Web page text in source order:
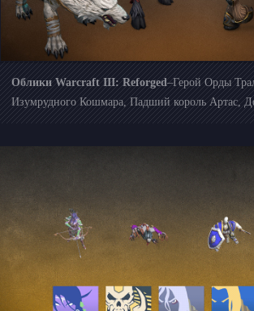
Облики Warcraft III: Reforged–Герой Орды
Изумрудного Кошмара, Падший король Артас,